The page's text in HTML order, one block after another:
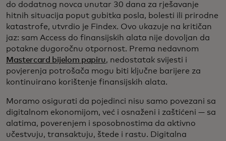
do dodatnog novca unutar 30 dana za rješavanje
hitnih situacija poput gubitka posla, bolesti ili prirodne
katastrofe, utvrdio je Findex. Ovo ukazuje na kritičan
jaz: sam Access do finansijskih alata nije dovoljan da
potakne dugoročnu otpornost. Prema nedavnom
Mastercard bijelom papiru, nedostatak svijesti i
povjerenja potrošača mogu biti ključne barijere za
kontinuirano korištenje finansijskih alata.
Moramo osigurati da pojedinci nisu samo povezani sa
digitalnom ekonomijom, već i osnaženi i zaštićeni — sa
alatima, poverenjem i sposobnostima da aktivno
učestvuju, transaktuju, štede i rastu. Digitalna